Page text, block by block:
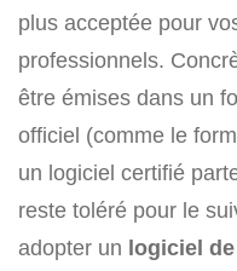
plus acceptée pour
professionnels.
être émises dans un
officiel (comme le
un logiciel certifié
reste toléré pour le
adopter un logiciel